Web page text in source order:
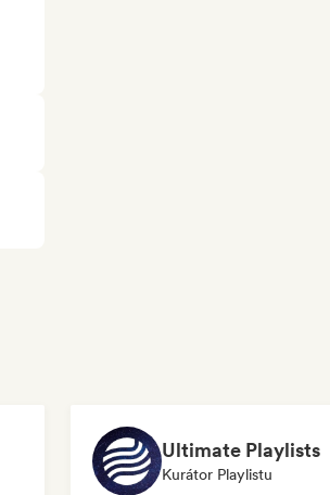
Ultimate Playlists
Kurátor Playlistu